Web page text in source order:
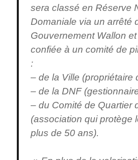
sera classé en Réserve
Domaniale via un arrêté
Gouvernement Wallon
confiée à un comité de
:
– de la Ville (propriétaire
– de la DNF
– du Comité de Quartier
(association qui protège
plus de 50 ans).